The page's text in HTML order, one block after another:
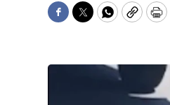
Facebook
TwitterWhatsApp
Copy